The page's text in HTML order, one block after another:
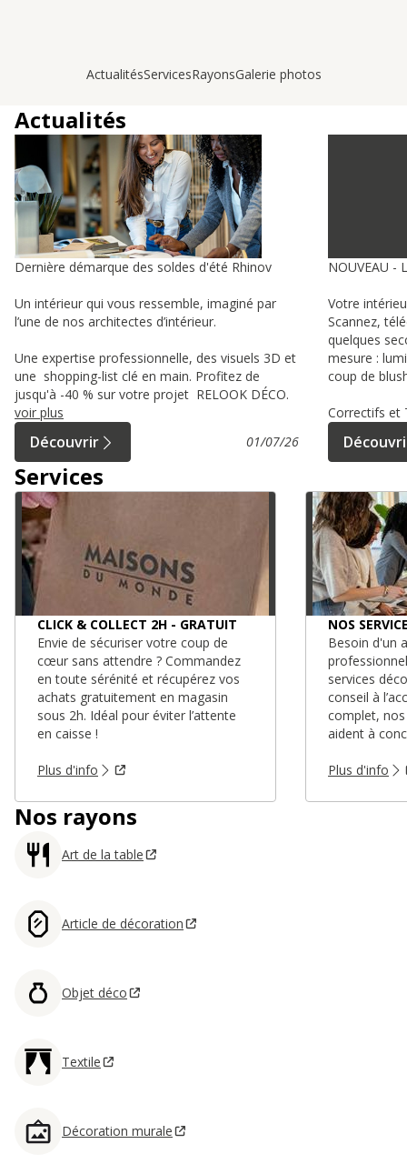
ActualitésServicesRayonsGalerie photos
Actualités
Dernière démarque des soldes d'été Rhinov
Un intérieur qui vous ressemble, imaginé par
l’une de nos architectes d’intérieur.
Une expertise professionnelle, des visuels 3D et
une shopping-list clé en main. Profitez de
jusqu'à -40 % sur votre projet RELOOK DÉCO.
voir plus
Découvrir 01/07/26
NOUVEAU -
Votre
Scannez,
quelques
mesure :
coup de
Correctifs et
Services
CLICK & COLLECT 2H - GRATUIT
Envie de sécuriser votre coup de
cœur sans attendre ? Commandez
en toute sérénité et récupérez vos
achats gratuitement en magasin
sous 2h. Idéal pour éviter l’attente
en caisse !
Plus d'info
NOS
Besoin d'un
services
conseil à
complet,
aident à
Plus d'info
Nos rayons
Art de la table
Article de décoration
Objet déco
Textile
Décoration murale